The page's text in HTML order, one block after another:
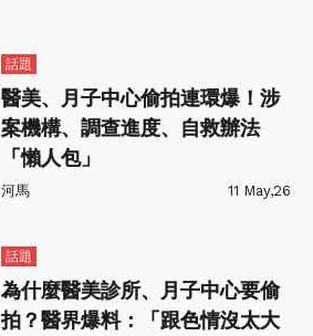
話題
醫美、月子中心偷拍連環爆！涉
案機構、調查進度、自救辦法
「懶人包」
河馬 11 May,26
話題
為什麼醫美診所、月子中心要偷
拍？醫界爆料：「跟色情沒太大